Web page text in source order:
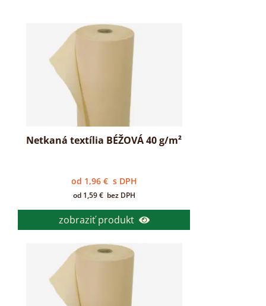
Netkaná textília BÉŽOVÁ 40 g/m²
od 1,96 € s DPH
od 1,59€ bez DPH
zobraziť produkt